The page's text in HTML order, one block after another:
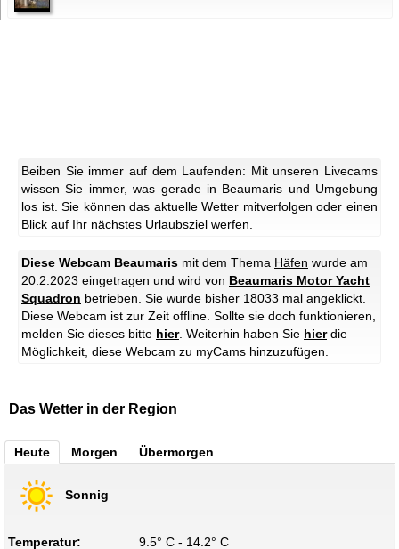
Beiben Sie immer auf dem Laufenden: Mit unseren Livecams
wissen Sie immer, was gerade in Beaumaris und Umgebung
los ist. Sie können das aktuelle Wetter mitverfolgen oder einen
Blick auf Ihr nächstes Urlaubsziel werfen.
Diese Webcam Beaumaris mit dem Thema Häfen wurde am
20.2.2023 eingetragen und wird von Beaumaris Motor Yacht
Squadron betrieben. Sie wurde bisher 18033 mal angeklickt.
Diese Webcam ist zur Zeit offline. Sollte sie doch funktionieren,
melden Sie dieses bitte hier. Weiterhin haben Sie hierdie
Möglichkeit, diese Webcam zu myCams hinzuzufügen.
Das Wetter in der Region
Heute Morgen Übermorgen
Sonnig
Temperatur: 9.5° C - 14.2° C